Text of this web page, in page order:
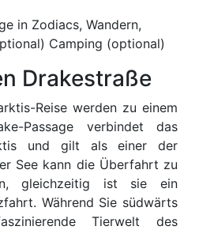
in Zodiacs, Wandern,
Camping (optional)
Drakestraße
Reise werden zu einem
Passage verbindet das
und gilt als einer der
See kann die Überfahrt zu
gleichzeitig ist sie ein
Während Sie südwärts
Tierwelt des